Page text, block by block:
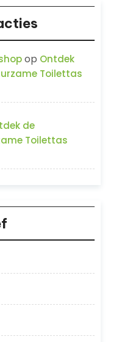
op Ontdek
Toilettas
de
Toilettas